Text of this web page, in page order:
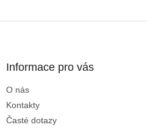
Informace pro vás
O nás
Kontakty
Časté dotazy